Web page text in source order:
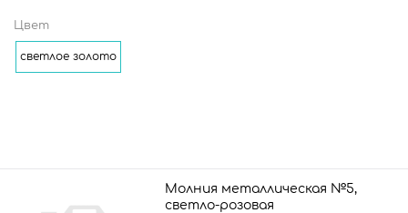
Цвет
светлое золото
Молния металлическая №5,
светло-розовая